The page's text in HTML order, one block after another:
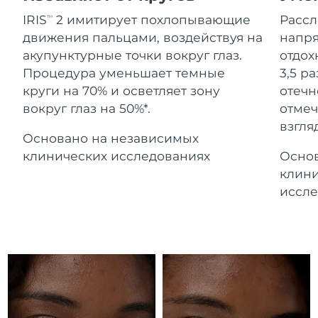
IRISTM
2 имитирует похлопывающие
движения пальцами, воздействуя на
акупунктурные точки вокруг глаз.
Процедура уменьшает темные
круги на 70% и осветляет зону
вокруг глаз на 50%*.
Основано на независимых
клинических исследованиях
3,5
For healthy hair
Косметика Для мужчин
Купить
Гибралтар
8/12/26
Греция
Ожидаемая дата доставки
8/8/26
Гонконг (САР)
Ожидаемая дата доставки
8/9/26
Венгрия
Ожидаемая дата доставки
8/8/26
Ожидаемая дата доставки
8/9/26
Ирландия
Ожидаемая дата доставки
о-в Мэн
Ожидаемая дата доставки